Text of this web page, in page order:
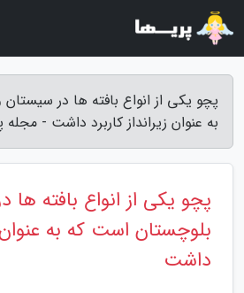
پچو یکی از انواع بافته ها در
به عنوان زیرانداز کاربرد داشت - مجله
پچو یکی از انواع بافته
بلوچستان است که به عنوان
داشت